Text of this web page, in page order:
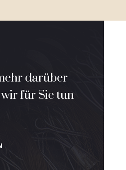
darüber
für Sie tun